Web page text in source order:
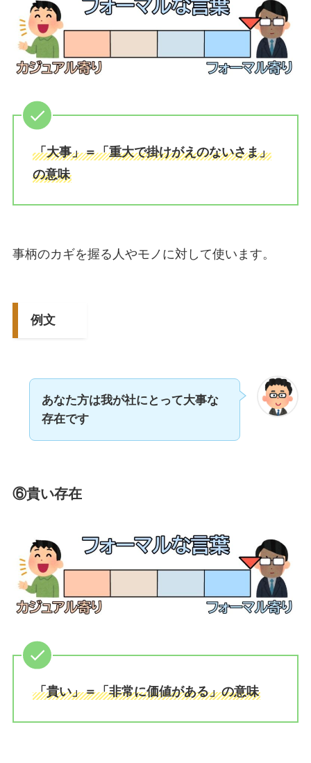
「大事」＝「重大で掛けがえのないさま」
の意味
事柄のカギを握る人やモノに対して使います。
例文
あなた方は我が社にとって大事な
存在です
⑥貴い存在
「貴い」＝「非常に価値がある」の意味